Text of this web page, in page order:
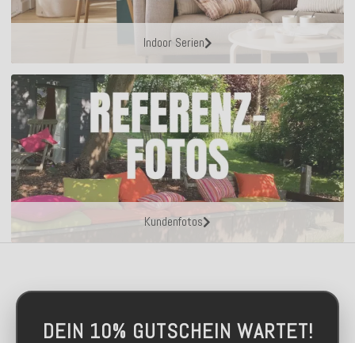
Indoor Serien
Kundenfotos
DEIN 10% GUTSCHEIN WARTET!